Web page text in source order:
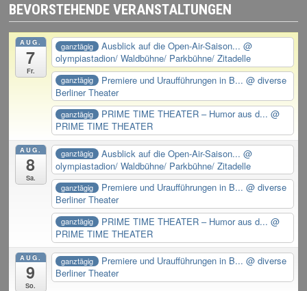
BEVORSTEHENDE VERANSTALTUNGEN
AUG.
7
Fr.
ganztägig Ausblick auf die Open-Air-Saison... @
olympiastadion/ Waldbühne/ Parkbühne/ Zitadelle
ganztägig Premiere und Uraufführungen in B... @ diverse
Berliner Theater
ganztägig PRIME TIME THEATER – Humor aus d... @
PRIME TIME THEATER
AUG.
8
Sa.
ganztägig Ausblick auf die Open-Air-Saison... @
olympiastadion/ Waldbühne/ Parkbühne/ Zitadelle
ganztägig Premiere und Uraufführungen in B... @ diverse
Berliner Theater
ganztägig PRIME TIME THEATER – Humor aus d... @
PRIME TIME THEATER
AUG.
9
So.
ganztägig Premiere und Uraufführungen in B... @ diverse
Berliner Theater